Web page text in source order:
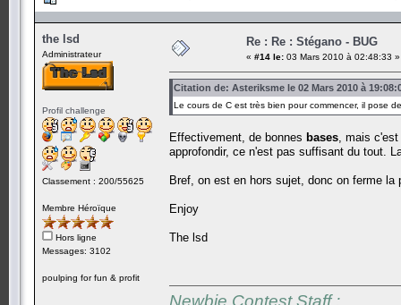
the lsd
Administrateur
Profil challenge
Classement : 200/55625
Membre Héroïque
Hors ligne
Messages: 3102
poulping for fun & profit
Re : Re : Stégano - BUG
« #14 le: 03 Mars 2010 à 02:48:33 »
Citation de: Asteriksme le 02 Mars 2010 à
Le cours de C est très bien pour commencer, il pose
Effectivement, de bonnes bases , mais
approfondir, ce n'est pas suffisant du tout.
Bref, on est en hors sujet, donc on ferme
Enjoy
The lsd
Newbie Contest Staff :